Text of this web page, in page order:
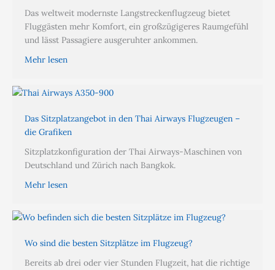
Das weltweit modernste Langstreckenflugzeug bietet
Fluggästen mehr Komfort, ein großzügigeres Raumgefühl
und lässt Passagiere ausgeruhter ankommen.
Mehr lesen
Das Sitzplatzangebot in den Thai Airways Flugzeugen –
die Grafiken
Sitzplatzkonfiguration der Thai Airways-Maschinen von
Deutschland und Zürich nach Bangkok.
Mehr lesen
Wo sind die besten Sitzplätze im Flugzeug?
Bereits ab drei oder vier Stunden Flugzeit, hat die richtige